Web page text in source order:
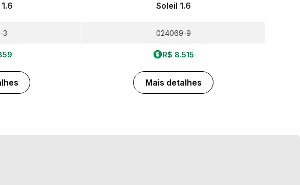
3
Soleil 1.6
024069-9
R$ 8.515
Mais detalhes